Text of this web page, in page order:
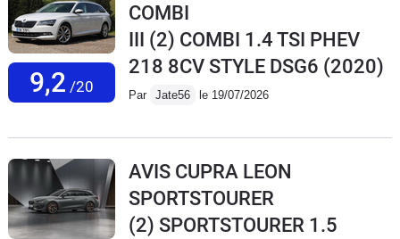
9,2 /20
COMBI
III (2) COMBI 1.4 TSI PHEV
218 8CV STYLE DSG6 (2020)
Par Jate56 le 19/07/2026
AVIS CUPRA LEON
SPORTSTOURER
(2) SPORTSTOURER 1.5